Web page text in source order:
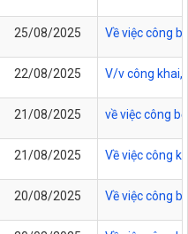
25/08/2025 Về việc công
22/08/2025 V/v công khai,
21/08/2025 về việc công
21/08/2025 Về việc công
20/08/2025 Về việc công